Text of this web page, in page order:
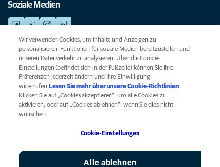
Soziale Medien
NOTDIENSTE
Finden Sie hier Ihre Standorte mit Notfallservice. Weil Ihr Tier die beste
Versorgung verdient.
Datenschutz
Legal
AniCura ist eine Tochtergesellschaft von Mars, Inc © 2026
Wir verwenden Cookies, um Inhalte und Anzeigen zu
personalisieren, Funktionen für soziale Medien bereitzustellen und
unseren Datenverkehr zu analysieren. Über die Cookie-
Einstellungen (befindet sich in der Fußzeile) können Sie Ihre
Präferenzen jederzeit ändern und Ihre Einwilligung
widerrufen. Lesen Sie mehr über unsere Cookie-Richtlinien(opens
.
Klicken Sie auf „Cookies akzeptieren“, um alle Cookies zu
aktivieren, oder auf „Cookies ablehnen“, wenn Sie dies nicht
wünschen.
Cookie-Einstellungen
Alle ablehnen